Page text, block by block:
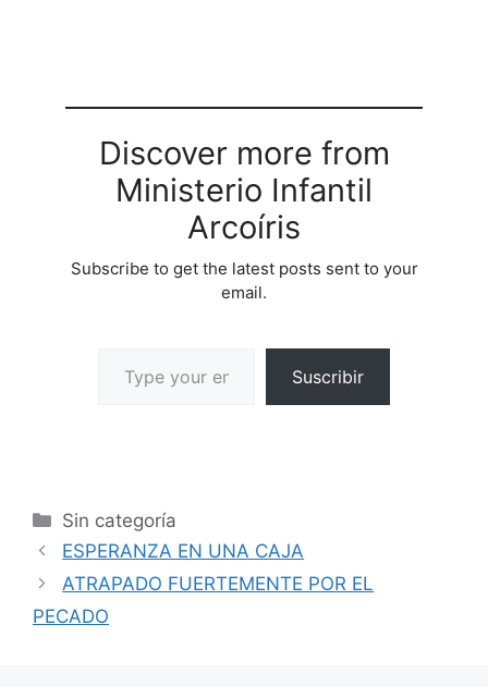
Discover more from
Ministerio Infantil
Arcoíris
Subscribe to get the latest posts sent to your
email.
Suscribir
Sin categoría
ESPERANZA EN UNA CAJA
ATRAPADO FUERTEMENTE POR EL
PECADO